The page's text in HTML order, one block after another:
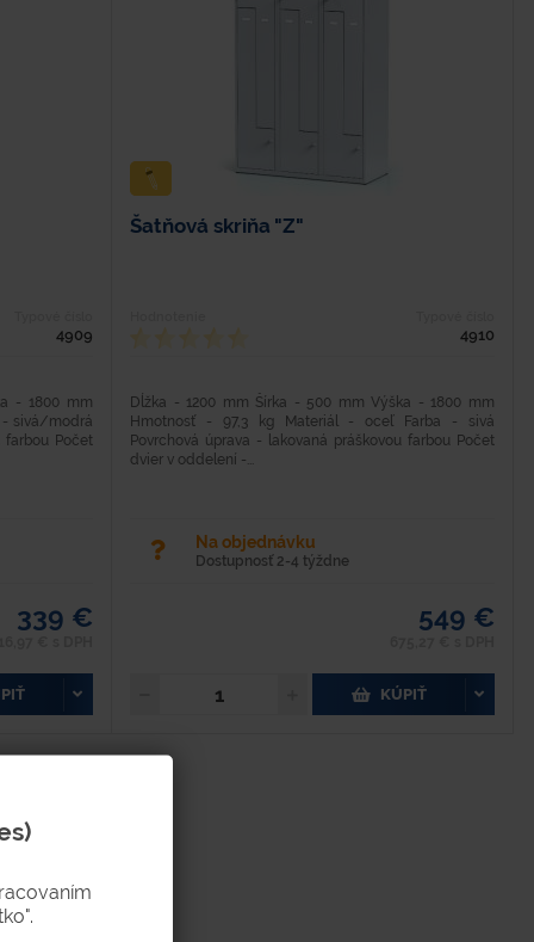
4909
- 1800 mm
- sivá/modrá
farbou Počet
339 €
Šatňová skriňa "Z"
4910
Dĺžka - 1200 mm Šírka - 500 mm Výška - 1800 mm
Hmotnosť - 97,3 kg Materiál - oceľ Farba - sivá
Povrchová úprava - lakovaná práškovou farbou Počet
dvier v oddelení -...
Na objednávku
Dostupnosť 2-4 týždne
549 €
KÚPIŤ